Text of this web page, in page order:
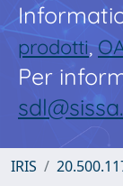
prodotti,
Per
IRIS